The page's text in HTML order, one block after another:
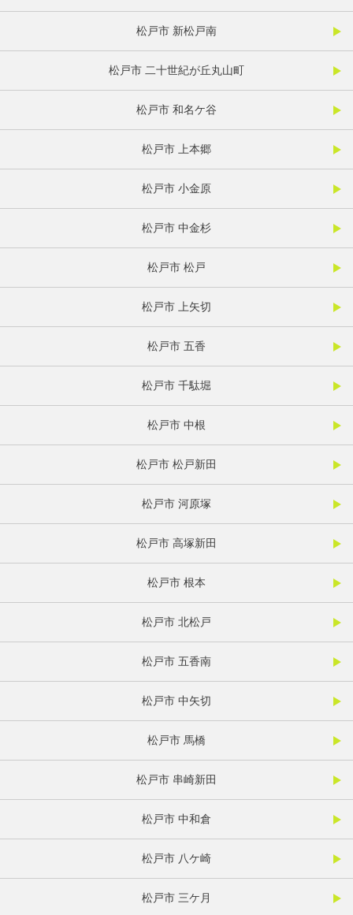
松戸市 新松戸南
松戸市 二十世紀が丘丸山町
松戸市 和名ケ谷
松戸市 上本郷
松戸市 小金原
松戸市 中金杉
松戸市 松戸
松戸市 上矢切
松戸市 五香
松戸市 千駄堀
松戸市 中根
松戸市 松戸新田
松戸市 河原塚
松戸市 高塚新田
松戸市 根本
松戸市 北松戸
松戸市 五香南
松戸市 中矢切
松戸市 馬橋
松戸市 串崎新田
松戸市 中和倉
松戸市 八ケ崎
松戸市 三ケ月